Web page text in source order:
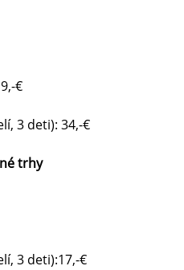
€
3 deti): 34,-€
trhy
3 deti):17,-€